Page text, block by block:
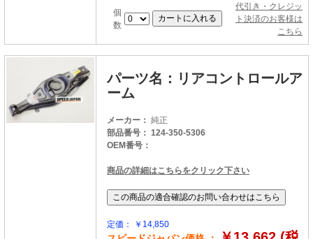
個
数
代引き・クレジッ
ト決済のお客様は
こちら
パーツ名：リアコントロールア
ーム
メーカー： 純正
部品番号： 124-350-5306
OEM番号：
商品の詳細はこちらをクリック下さい
定価： ￥14,850